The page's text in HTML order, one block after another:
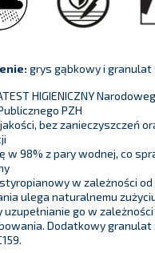
grys gąbkowy i
HIGIENICZNY
PZH
bez zanieczyszczeń
w 98% z pary wodnej, co
w zależności
ulega naturalnemu
uzupełnianie go w
Dodatkowy granulat